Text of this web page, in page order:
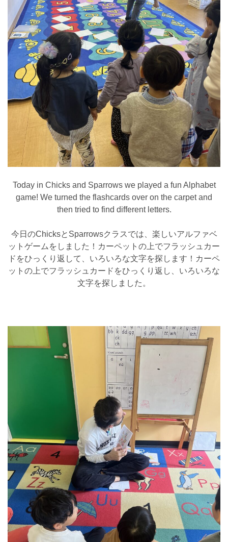
Today in Chicks and Sparrows we played a fun Alphabet
game! We turned the flashcards over on the carpet and
then tried to find different letters.
今日のChicksとSparrowsクラスでは、楽しいアルファベ
ットゲームをしました！カーペットの上でフラッシュカー
ドをひっくり返して、いろいろな文字を探します！カーペ
ットの上でフラッシュカードをひっくり返し、いろいろな
文字を探しました。